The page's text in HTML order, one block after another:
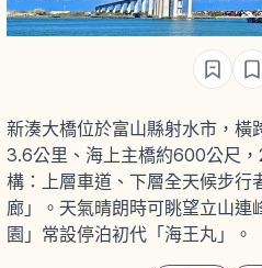
新湊大橋位於富山縣射水市，橫
3.6公里、海上主橋約600公尺
構：上層車道、下層全天候步行
廊」。天氣晴朗時可眺望立山連
園」常設停泊初代「海王丸」。